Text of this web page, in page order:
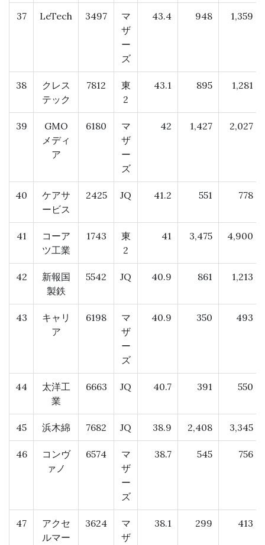
37 LeTech 3497
マ
ザ
ー
ズ
43.4 948 1,359
38
クレス
テック
7812
東
2
43.1 895 1,281
39
GMO
メディ
ア
6180
マ
ザ
ー
ズ
42 1,427 2,027
40
ケアサ
ービス
2425 JQ 41.2 551 778
41
コーア
ツ工業
1743
東
2
41 3,475 4,900
42
新報国
製鉄
5542 JQ 40.9 861 1,213
43
キャリ
ア
6198
マ
ザ
ー
ズ
40.9 350 493
44
太洋工
業
6663 JQ 40.7 391 550
45 浜木綿 7682 JQ 38.9 2,408 3,345
46
コンヴ
ァノ
6574
マ
ザ
ー
ズ
38.7 545 756
47
アクセ
ルマー
3624
マ
ザ
38.1 299 413